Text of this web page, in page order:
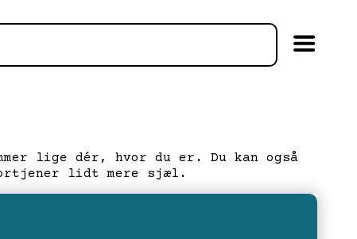
lige dér, hvor du er. Du kan også
lidt mere sjæl.